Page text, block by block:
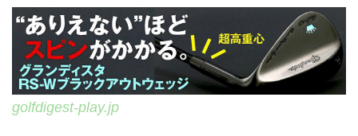
golfdigest-play.jp